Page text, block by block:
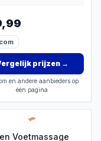
prijzen→
en andere aanbieders op
één pagina
Voetmassage